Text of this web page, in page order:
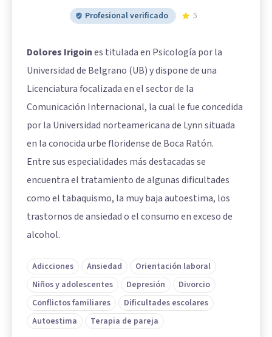
Profesional verificado 5
Dolores Irigoines titulada en Psicología por la
Universidad de Belgrano (UB) y dispone de una
Licenciatura focalizada en el sector de la
Comunicación Internacional, la cual le fue concedida
por la Universidad norteamericana de Lynn situada
en la conocida urbe floridense de Boca Ratón.
Entre sus especialidades más destacadas se
encuentra el tratamiento de algunas dificultades
como el tabaquismo, la muy baja autoestima, los
trastornos de ansiedad o el consumo en exceso de
alcohol.
Adicciones Ansiedad
Orientación laboral
Niños y adolescentes
Depresión
Divorcio
Conflictos familiares
Dificultades escolares
Autoestima
Terapia de pareja